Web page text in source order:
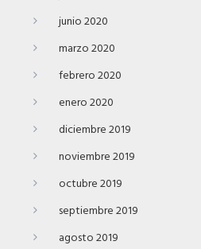
junio 2020
marzo 2020
febrero 2020
enero 2020
diciembre 2019
noviembre 2019
octubre 2019
septiembre 2019
agosto 2019